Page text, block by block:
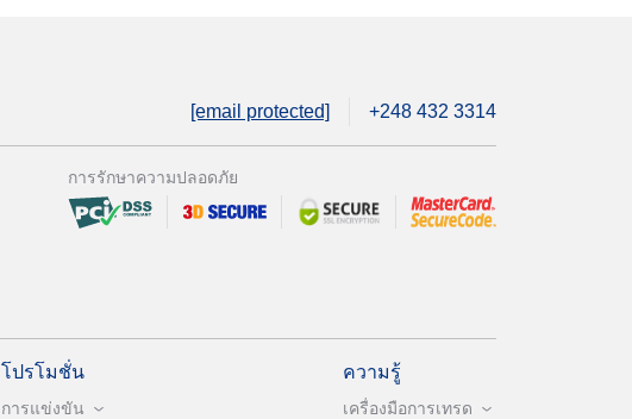
[email protected] +248 432 3314
การรักษาความปลอดภัย
โปรโมชั่น
การแข่งขัน
ความรู้
เครื่องมือการเทรด